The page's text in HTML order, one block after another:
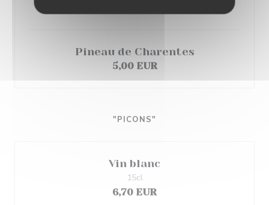
Pineau de Charentes
5,00 EUR
"PICONS"
Vin blanc
6,70 EUR
15cl